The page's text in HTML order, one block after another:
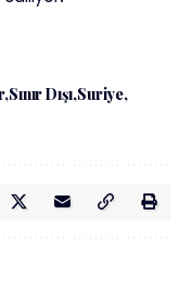
Sınır Dışı Suriye